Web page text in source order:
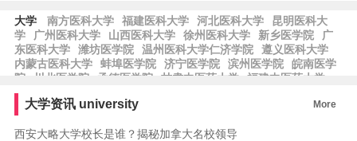
大学 南方医科大学 福建医科大学 河北医科大学
昆明医科大
学
广州医科大学 山西医科大学 徐州医科大学 新乡医学院
广
东医科大学
潍坊医学院 温州医科大学仁济学院
遵义医科大学
内蒙古医科大学
蚌埠医学院 济宁医学院 滨州医学院
皖南医学
院
川北医学院 承德医学院 甘肃中医药大学
福建中医药大学
青海大学医学院
学
西南财经大学 首都经济贸易大学
河北经贸大
大学资讯 university More
西安大略大学校长是谁？揭秘加拿大名校领导